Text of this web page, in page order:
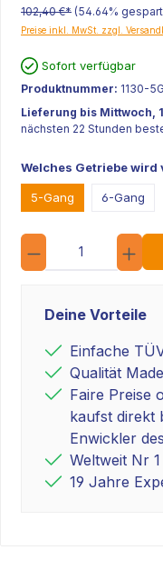
102,40 €* (54.64%
Preise inkl. MwSt. zzgl.
Sofort verfügbar
Produktnummer: 1130-
Lieferung bis Mittwoch,
nächsten 22 Stunden
Welches Getriebe wird
5-Gang 6-Gang
Deine Vorteile
Einfache
Qualität
Faire Preise
kaufst direkt
Enwickler
Weltweit Nr
19 Jahre